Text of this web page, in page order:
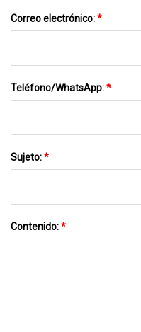
Correo electrónico:*
Teléfono/WhatsApp:*
Sujeto:*
Contenido:*